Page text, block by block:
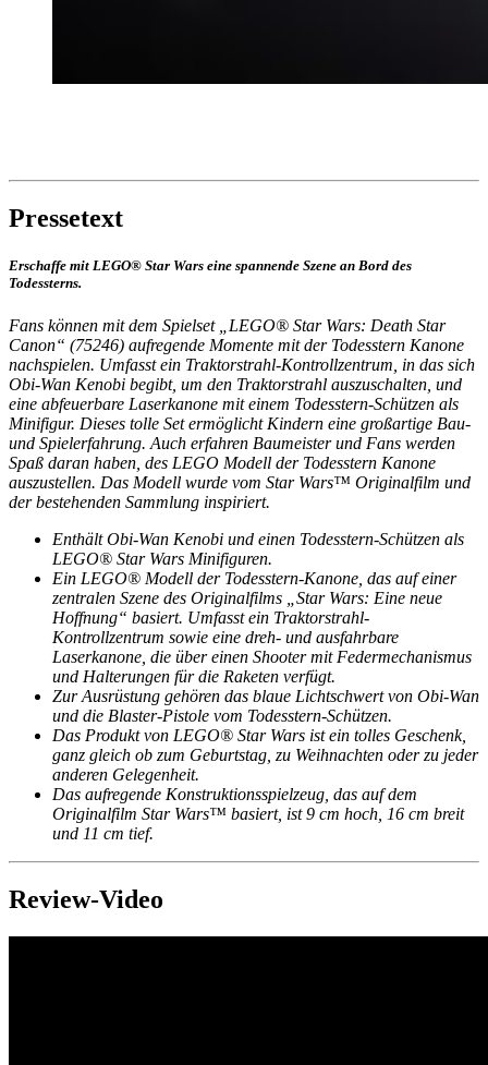
Pressetext
Erschaffe mit LEGO® Star Wars eine spannende Szene an Bord des
Todessterns.
Fans können mit dem Spielset „LEGO® Star Wars: Death Star
Canon“ (75246) aufregende Momente mit der Todesstern Kanone
nachspielen. Umfasst ein Traktorstrahl-Kontrollzentrum, in das sich
Obi-Wan Kenobi begibt, um den Traktorstrahl auszuschalten, und
eine abfeuerbare Laserkanone mit einem Todesstern-Schützen als
Minifigur. Dieses tolle Set ermöglicht Kindern eine großartige Bau-
und Spielerfahrung. Auch erfahren Baumeister und Fans werden
Spaß daran haben, des LEGO Modell der Todesstern Kanone
auszustellen. Das Modell wurde vom Star Wars™ Originalfilm und
der bestehenden Sammlung inspiriert.
Enthält Obi-Wan Kenobi und einen Todesstern-Schützen als
LEGO® Star Wars Minifiguren.
Ein LEGO® Modell der Todesstern-Kanone, das auf einer
zentralen Szene des Originalfilms „Star Wars: Eine neue
Hoffnung“ basiert. Umfasst ein Traktorstrahl-
Kontrollzentrum sowie eine dreh- und ausfahrbare
Laserkanone, die über einen Shooter mit Federmechanismus
und Halterungen für die Raketen verfügt.
Zur Ausrüstung gehören das blaue Lichtschwert von Obi-Wan
und die Blaster-Pistole vom Todesstern-Schützen.
Das Produkt von LEGO® Star Wars ist ein tolles Geschenk,
ganz gleich ob zum Geburtstag, zu Weihnachten oder zu jeder
anderen Gelegenheit.
Das aufregende Konstruktionsspielzeug, das auf dem
Originalfilm Star Wars™ basiert, ist 9 cm hoch, 16 cm breit
und 11 cm tief.
Review-Video